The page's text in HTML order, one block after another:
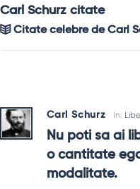
Carl Schurz citate
Citate celebre de Carl
Carl Schurz In:
Nu poti sa ai
o cantitate
modalitate.